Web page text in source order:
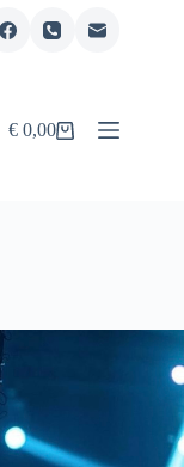
Panier
€ 0,00